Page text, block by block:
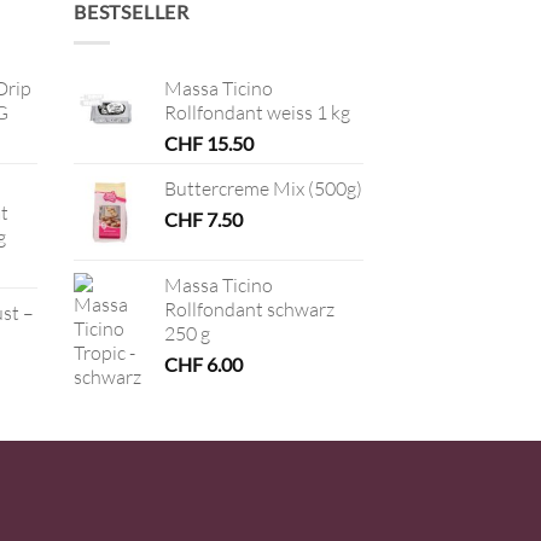
–
BESTSELLER
Massa Ticino
Rollfondant weiss 1 kg
CHF15.50
Buttercreme Mix (500g)
CHF7.50
Massa Ticino
Rollfondant schwarz
250 g
CHF6.00